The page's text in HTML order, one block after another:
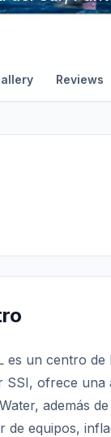
Reviews
es un centro
SSI, ofrece
además
de equipos,